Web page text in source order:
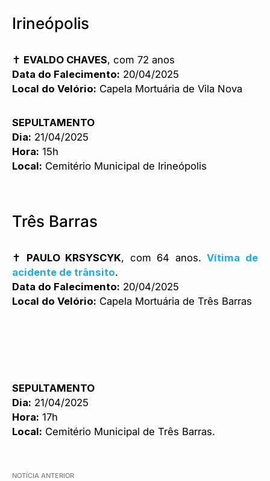
Irineópolis
✝️ EVALDO CHAVES, com 72 anos
Data do Falecimento: 20/04/2025
Local do Velório: Capela Mortuária de Vila Nova
SEPULTAMENTO
Dia: 21/04/2025
Hora: 15h
Local: Cemitério Municipal de Irineópolis
Três Barras
✝️ PAULO KRSYSCYK, com 64 anos.Vítima de
acidente de trânsito.
Data do Falecimento: 20/04/2025
Local do Velório: Capela Mortuária de Três Barras
SEPULTAMENTO
Dia: 21/04/2025
Hora: 17h
Local: Cemitério Municipal de Três Barras.
NOTÍCIA ANTERIOR